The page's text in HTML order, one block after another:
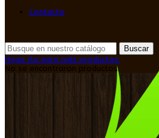
Contacto
Buscar
Haga clic para más productos.
No se encontraron productos.